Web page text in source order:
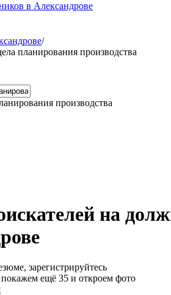
в Александрове
/
планирования производства
производства
на
зарегистрируйтесь
ещё 35 и откроем фото